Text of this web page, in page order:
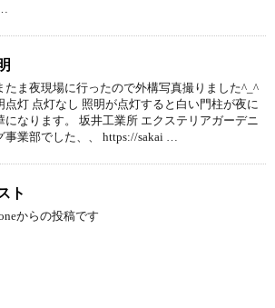
たま夜現場に行ったので外構写真撮りました^_^
点灯 点灯なし 照明が点灯すると白い門柱が夜に
になります。 坂井工業所 エクステリアガーデニ
事業部でした、、 https://sakai …
ト
からの投稿です